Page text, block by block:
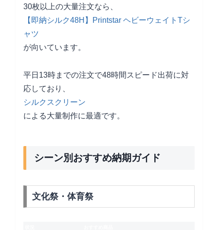
30枚以上の大量注文なら、
【即納シルク48H】Printstar ヘビーウェイトTシ
ャツ
が向いています。
平日13時までの注文で48時間スピード出荷に対
応しており、
シルクスクリーン
による大量制作に最適です。
シーン別おすすめ納期ガイド
文化祭・体育祭